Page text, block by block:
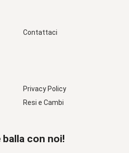
Contattaci
Privacy Policy
Resi e Cambi
balla con noi!